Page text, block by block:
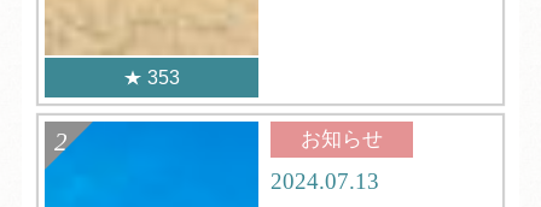
353
お知らせ
2024.07.13